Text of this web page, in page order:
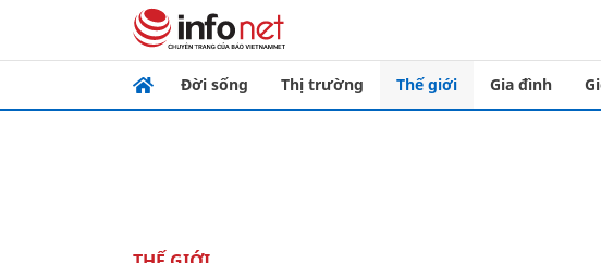
Đời sống Thị trường Thế giới Gia đình